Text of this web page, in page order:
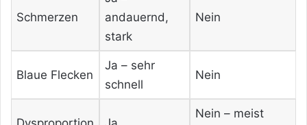
Schmerzen
andauernd,
stark
Nein
Blaue Flecken
Ja – sehr
schnell
Nein
Nein – meist